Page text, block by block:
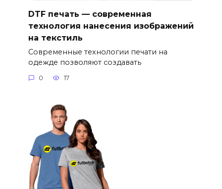
DTF печать — современная
технология нанесения изображений
на текстиль
Современные технологии печати на
одежде позволяют создавать
0 17